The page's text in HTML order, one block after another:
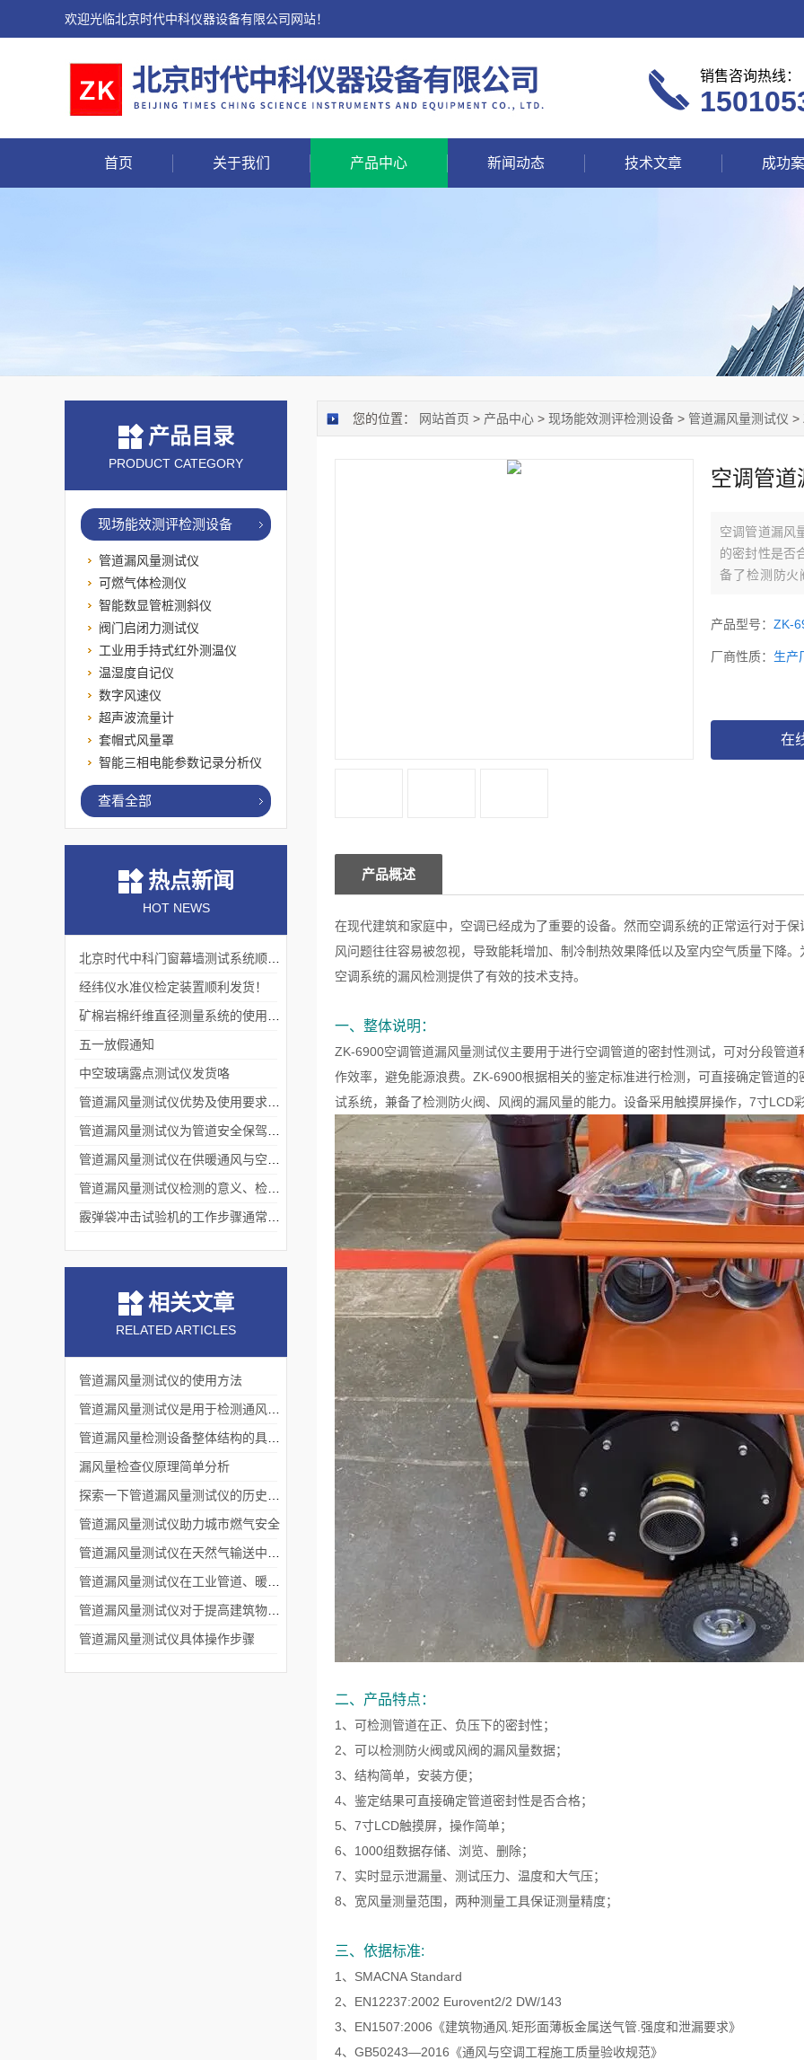
欢迎光临北京时代中科仪器设备有限公司网站！
销售咨询热线：
首页 关于我们 产品中心 新闻动态 技术文章 成功
您的位置： 网站首页 > 产品中心 > 现场能效测评检测设备 > 管道漏风量测试仪 >
空调管道
空调管道漏风
的密封性是否
备了检测防火
产品型号： ZK-
厂商性质： 生产
在
产品概述
在现代建筑和家庭中，空调已经成为了重要的设备。然而空调系统的正常运行对于
风问题往往容易被忽视，导致能耗增加、制冷制热效果降低以及室内空气质量下降
空调系统的漏风检测提供了有效的技术支持。
一、整体说明：
ZK-6900空调管道漏风量测试仪主要用于进行空调管道的密封性测试，可对分段管
作效率，避免能源浪费。ZK-6900根据相关的鉴定标准进行检测，可直接确定管道
试系统，兼备了检测防火阀、风阀的漏风量的能力。设备采用触摸屏操作，7寸LCD
二、产品特点：
1、可检测管道在正、负压下的密封性；
2、可以检测防火阀或风阀的漏风量数据；
3、结构简单，安装方便；
4、鉴定结果可直接确定管道密封性是否合格；
5、7寸LCD触摸屏，操作简单；
6、1000组数据存储、浏览、删除；
7、实时显示泄漏量、测试压力、温度和大气压；
8、宽风量测量范围，两种测量工具保证测量精度；
三、依据标准:
1、SMACNA Standard
2、EN12237:2002 Eurovent2/2 DW/143
3、EN1507:2006《建筑物通风.矩形面薄板金属送气管.强度和泄漏要求》
4、GB50243—2016《通风与空调工程施工质量验收规范》
产品目录
PRODUCT CATEGORY
现场能效测评检测设备
管道漏风量测试仪
可燃气体检测仪
智能数显管桩测斜仪
阀门启闭力测试仪
工业用手持式红外测温仪
温湿度自记仪
数字风速仪
超声波流量计
套帽式风量罩
智能三相电能参数记录分析仪
查看全部
热点新闻
HOT NEWS
经纬仪水准仪检定装置顺利发货！
五一放假通知
中空玻璃露点测试仪发货咯
相关文章
RELATED ARTICLES
管道漏风量测试仪的使用方法
漏风量检查仪原理简单分析
管道漏风量测试仪助力城市燃气安全
管道漏风量测试仪具体操作步骤